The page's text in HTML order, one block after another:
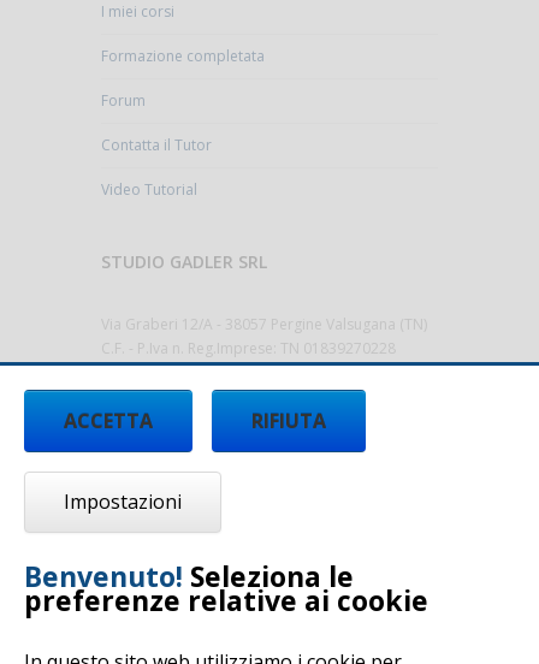
I miei corsi
Formazione completata
Forum
Contatta il Tutor
Video Tutorial
STUDIO GADLER SRL
Via Graberi 12/A - 38057 Pergine Valsugana (TN)
C.F. - P.Iva n. Reg.Imprese: TN 01839270228
Cap.Sociale 10.000,00€ i.v.
Codice Destinatario T9K4ZHO
RIFIUTA
ACCETTA
Impostazioni
Benvenuto! Seleziona le
preferenze relative ai cookie